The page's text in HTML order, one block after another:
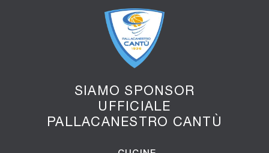
SIAMO SPONSOR
UFFICIALE
PALLACANESTRO CANTÙ